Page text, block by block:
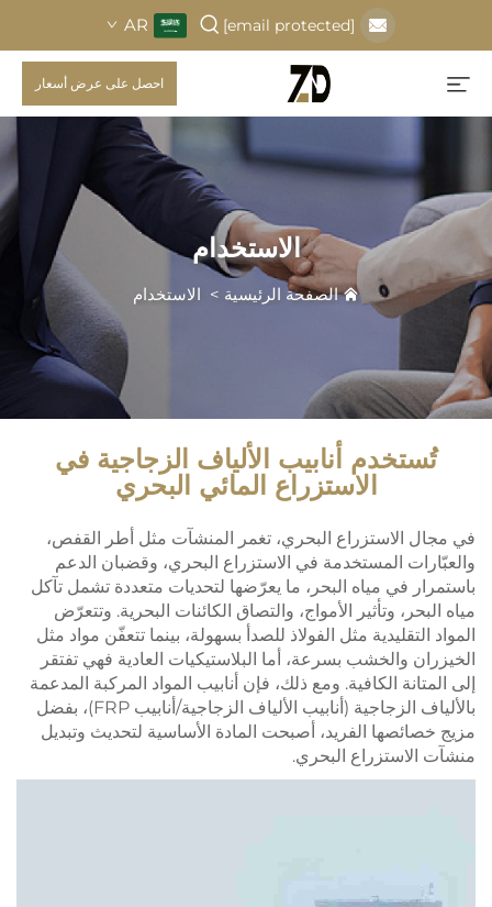
[email protected]
AR
احصل على عرض أسعار
الاستخدام
الصفحة الرئيسية > الاستخدام
تُستخدم أنابيب الألياف الزجاجية في
الاستزراع المائي البحري
في مجال الاستزراع البحري، تغمر المنشآت مثل أطر القفص،
والعبّارات المستخدمة في الاستزراع البحري، وقضبان الدعم
باستمرار في مياه البحر، ما يعرّضها لتحديات متعددة تشمل تآكل
مياه البحر، وتأثير الأمواج، والتصاق الكائنات البحرية. وتتعرّض
المواد التقليدية مثل الفولاذ للصدأ بسهولة، بينما تتعفّن مواد مثل
الخيزران والخشب بسرعة، أما البلاستيكيات العادية فهي تفتقر
إلى المتانة الكافية. ومع ذلك، فإن أنابيب المواد المركبة المدعمة
بالألياف الزجاجية (أنابيب الألياف الزجاجية/أنابيب FRP)، بفضل
مزيج خصائصها الفريد، أصبحت المادة الأساسية لتحديث وتبديل
منشآت الاستزراع البحري.